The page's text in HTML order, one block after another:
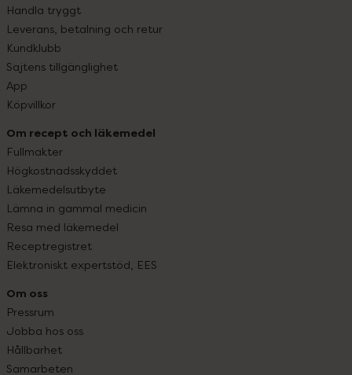
Handla tryggt
Leverans, betalning och retur
Kundklubb
Sajtens tillgänglighet
App
Köpvillkor
Om recept och läkemedel
Fullmakter
Högkostnadsskyddet
Läkemedelsutbyte
Lämna in gammal medicin
Resa med läkemedel
Receptregistret
Elektroniskt expertstöd, EES
Om oss
Pressrum
Jobba hos oss
Hållbarhet
Samarbeten